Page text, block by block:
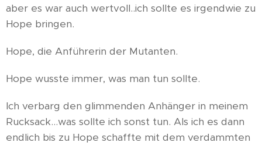
aber es war auch wertvoll..ich sollte es irgendwie zu
Hope bringen.
Hope, die Anführerin der Mutanten.
Hope wusste immer, was man tun sollte.
Ich verbarg den glimmenden Anhänger in meinem
Rucksack...was sollte ich sonst tun. Als ich es dann
endlich bis zu Hope schaffte mit dem verdammten